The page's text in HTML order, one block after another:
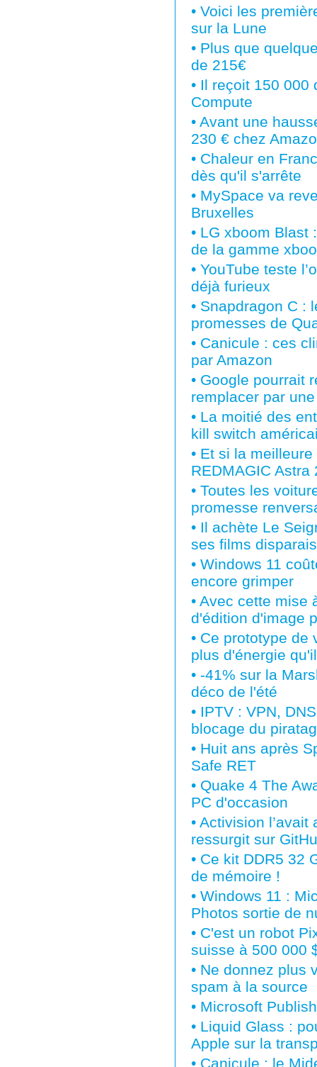
• Voici les
sur la Lune
• Plus que
de 215€
• Il reçoit 150 000
Compute
• Avant une
230 € chez
• Chaleur en
dès qu'il s'arrête
• MySpace va
Bruxelles
• LG xboom Blast
de la gamme
• YouTube teste
déjà furieux
• Snapdragon C :
promesses de
• Canicule : ces
par Amazon
• Google pourrait
remplacer par
• La moitié des
kill switch
• Et si la
REDMAGIC
• Toutes les
promesse
• Il achète Le
ses films
• Windows 11
encore grimper
• Avec cette mise
d'édition d'image
• Ce prototype de
plus d'énergie
• -41% sur la
déco de l'été
• IPTV : VPN,
blocage du
• Huit ans après
Safe RET
• Quake 4 The
PC d'occasion
• Activision l’avait
ressurgit sur
• Ce kit DDR5 32
de mémoire !
• Windows 11 :
Photos sortie de
• C'est un robot
suisse à 500 000
• Ne donnez plus
spam à la source
• Microsoft
• Liquid Glass :
Apple sur la
• Canicule : le